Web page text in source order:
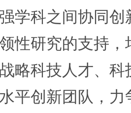
学科之间协同
性研究的支持
略科技人才、
平创新团队，